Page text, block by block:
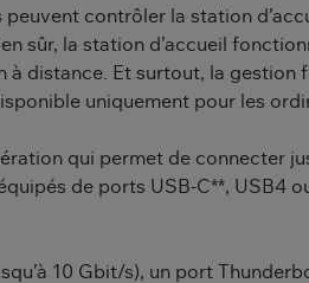
contrôler la station
sûr, la station d’accueil
distance. Et surtout, la
uniquement pour les
qui permet de connecter
de ports USB-C**, USB4
10 Gbit/s), un port